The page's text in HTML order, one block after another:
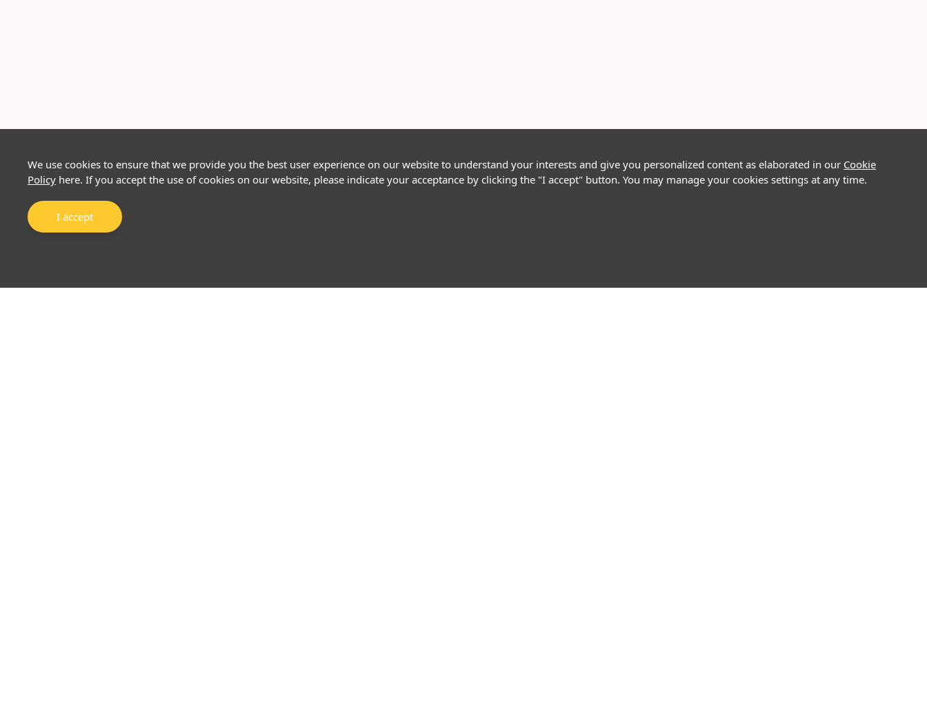
We use cookies to ensure that we provide you the best user experience on our website to understand your interests and give you personalized content as elaborated in our Cookie
Policy here. If you accept the use of cookies on our website, please indicate your acceptance by clicking the "I accept" button. You may manage your cookies settings at any time.
I accept